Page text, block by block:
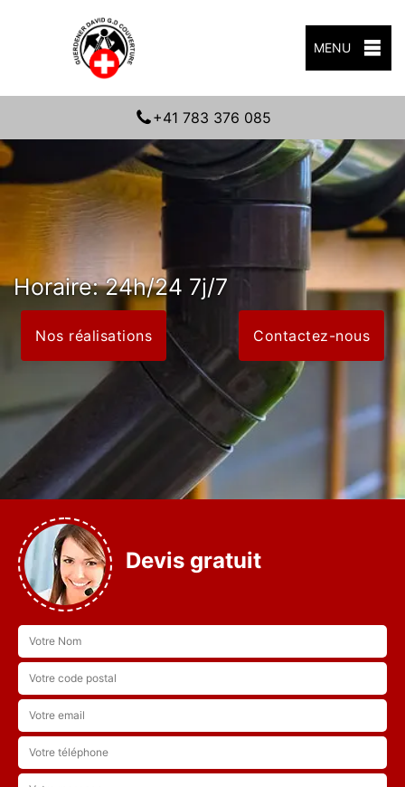
MENU
+41 783 376 085
Horaire: 24h/24 7j/7
Nos réalisations Contactez-nous
Devis gratuit